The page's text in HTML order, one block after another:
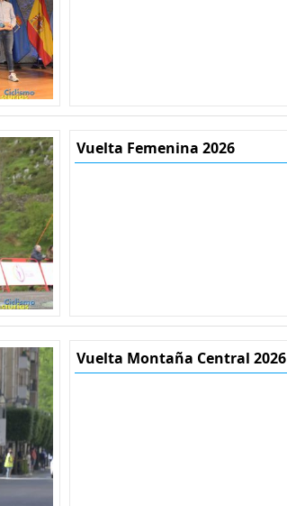
Vuelta Femenina 2026
Vuelta Montaña Central 2026